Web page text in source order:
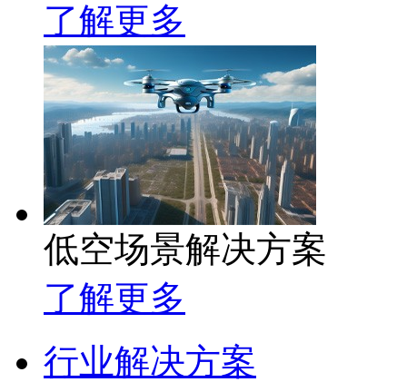
了解更多
低空场景解决方案
了解更多
行业解决方案